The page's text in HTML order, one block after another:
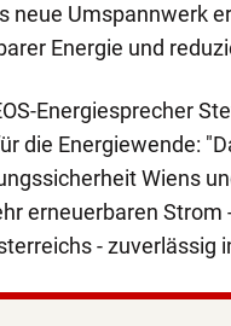
neue Umspannwerk
Energie und
Energiesprecher
die Energiewende:
Wiens
erneuerbaren
- zuverlässig